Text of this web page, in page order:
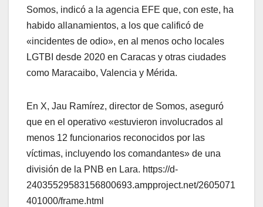
Somos, indicó a la agencia EFE que, con este, ha
habido allanamientos, a los que calificó de
«incidentes de odio», en al menos ocho locales
LGTBI desde 2020 en Caracas y otras ciudades
como Maracaibo, Valencia y Mérida.
En X, Jau Ramírez, director de Somos, aseguró
que en el operativo «estuvieron involucrados al
menos 12 funcionarios reconocidos por las
víctimas, incluyendo los comandantes» de una
división de la PNB en Lara. https://d-
24035529583156800693.ampproject.net/2605071
401000/frame.html